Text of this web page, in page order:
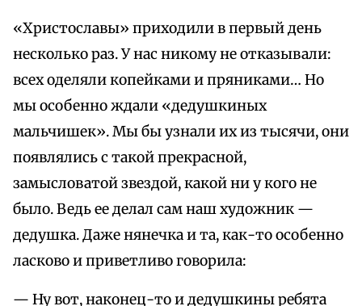
«Христославы» приходили в первый день
несколько раз. У нас никому не отказывали:
всех оделяли копейками и пряниками… Но
мы особенно ждали «дедушкиных
мальчишек». Мы бы узнали их из тысячи, они
появлялись с такой прекрасной,
замысловатой звездой, какой ни у кого не
было. Ведь ее делал сам наш художник —
дедушка. Даже нянечка и та, как-то особенно
ласково и приветливо говорила:
— Ну вот, наконец-то и дедушкины ребята